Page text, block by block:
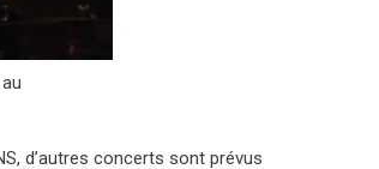
d’autres concerts sont prévus